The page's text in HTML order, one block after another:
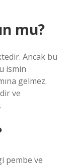
mu?
Ancak bu
ismin
gelmez.
ve
pembe ve